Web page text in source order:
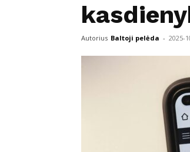
Autorius Baltoji pelėda - 2025-